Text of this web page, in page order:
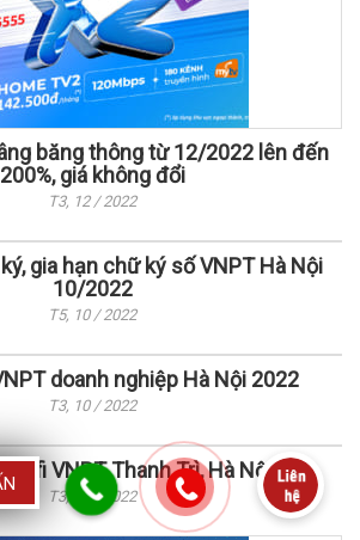
băng thông từ 12/2022 lên đến
200%, giá không đổi
T3, 12 / 2022
gia hạn chữ ký số VNPT Hà Nội
10/2022
T5, 10 / 2022
doanh nghiệp Hà Nội 2022
T3, 10 / 2022
wifi VNPT Thanh Trì, Hà Nội
T3, 09 / 2022